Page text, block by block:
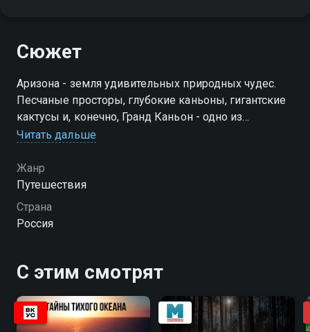
Сюжет
Аризона - земля удивительных природных чудес.
Песчаные просторы, глубокие каньоны, гигантские
кактусы и, конечно, Гранд Каньон - одно из
величайших чудес природы
Читать дальше
Жанр
Путешествия
Страна
Россия
С этим смотрят